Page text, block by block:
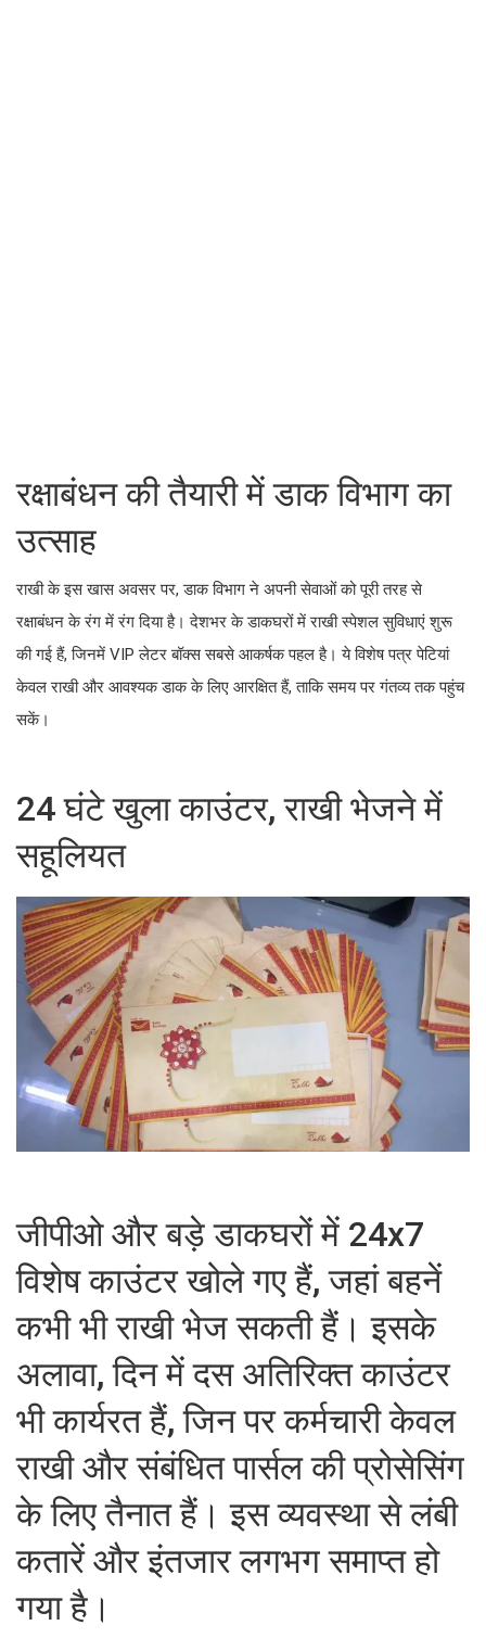
रक्षाबंधन की तैयारी में डाक विभाग का
उत्साह
राखी के इस खास अवसर पर, डाक विभाग ने अपनी सेवाओं को पूरी तरह से
रक्षाबंधन के रंग में रंग दिया है। देशभर के डाकघरों में राखी स्पेशल सुविधाएं शुरू
की गई हैं, जिनमें VIP लेटर बॉक्स सबसे आकर्षक पहल है। ये विशेष पत्र पेटियां
केवल राखी और आवश्यक डाक के लिए आरक्षित हैं, ताकि समय पर गंतव्य तक पहुंच
सकें।
24 घंटे खुला काउंटर, राखी भेजने में
सहूलियत
जीपीओ और बड़े डाकघरों में 24x7
विशेष काउंटर खोले गए हैं, जहां बहनें
कभी भी राखी भेज सकती हैं। इसके
अलावा, दिन में दस अतिरिक्त काउंटर
भी कार्यरत हैं, जिन पर कर्मचारी केवल
राखी और संबंधित पार्सल की प्रोसेसिंग
के लिए तैनात हैं। इस व्यवस्था से लंबी
कतारें और इंतजार लगभग समाप्त हो
गया है।